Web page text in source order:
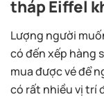
tháp Eiffel
Lượng người
có đến xếp hàng
mua được vé để
có rất nhiều vị trí